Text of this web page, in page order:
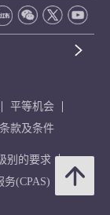
平等机会
款及条件
别的要求
务(CPAS)